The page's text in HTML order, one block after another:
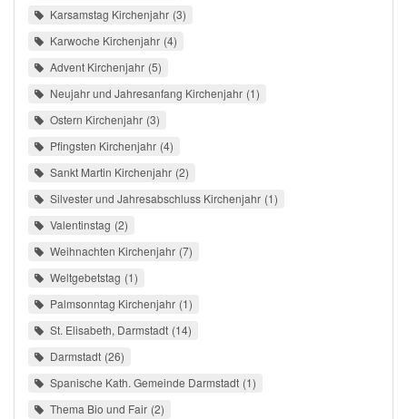
Karsamstag Kirchenjahr 3
Karwoche Kirchenjahr 4
Advent Kirchenjahr 5
Neujahr und Jahresanfang Kirchenjahr 1
Ostern Kirchenjahr 3
Pfingsten Kirchenjahr 4
Sankt Martin Kirchenjahr 2
Silvester und Jahresabschluss Kirchenjahr 1
Valentinstag 2
Weihnachten Kirchenjahr 7
Weltgebetstag 1
Palmsonntag Kirchenjahr 1
St. Elisabeth, Darmstadt 14
Darmstadt 26
Spanische Kath. Gemeinde Darmstadt 1
Thema Bio und Fair 2